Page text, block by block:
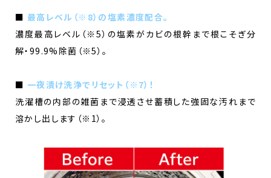
■ 最高レベル（※8）の塩素濃度配合。
濃度最高レベル（※5）の塩素がカビの根幹まで根こそぎ分
解・99.9%除菌（※5）。
■ 一夜漬け洗浄でリセット（※7）！
洗濯槽の内部の雑菌まで浸透させ蓄積した強固な汚れまで
溶かし出します（※1）。